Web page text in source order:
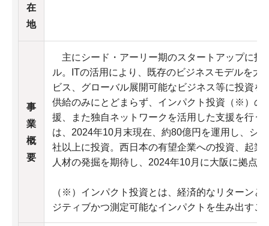
在
地
事
業
概
要
主にシード・アーリー期のスタートアップに投
ル。ITの活用により、既存のビジネスモデルを大
ビス、グローバル展開可能なビジネス等に投資を
供給のみにとどまらず、インパクト投資（※）の
援、また独自ネットワークを活用した支援を行う
は、2024年10月末現在、約80億円を運用し、シ
社以上に投資。西日本の有望企業への投資、起業
人材の発掘を期待し、2024年10月に大阪に拠点
（※）インパクト投資とは、経済的なリターンと
ジティブかつ測定可能なインパクトを生み出すこ